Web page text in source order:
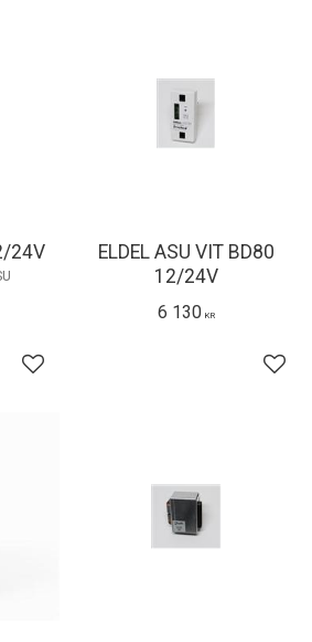
24V
Lägg till i favoriter
ELDEL ASU VIT BD80
12/24V
6 130KR